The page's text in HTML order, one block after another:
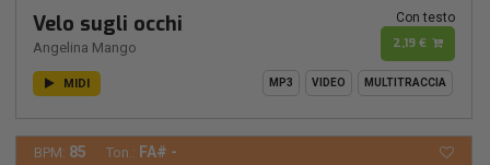
Velo sugli occhi
Angelina Mango
Con testo
2,19 €
MIDI MP3 VIDEO MULTITRACCIA
BPM: 85 Ton.: FA# -